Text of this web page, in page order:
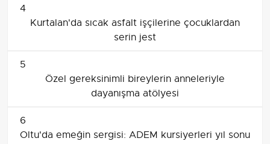
4
Kurtalan'da sıcak asfalt işçilerine çocuklardan
serin jest
5
Özel gereksinimli bireylerin anneleriyle
dayanışma atölyesi
6
Oltu'da emeğin sergisi: ADEM kursiyerleri yıl sonu